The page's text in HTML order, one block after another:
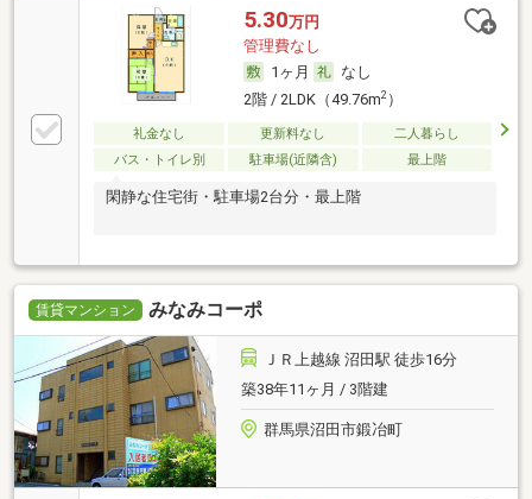
5.30万円
管理費なし
1ヶ月
なし
2階 / 2LDK（49.76m2）
礼金なし 更新料なし
二人暮らし
バス・トイレ別
駐車場(近隣含) 最上階
閑静な住宅街・駐車場2台分・最上階
賃貸マンション みなみコーポ
ＪＲ上越線 沼田駅 徒歩16分
築38年11ヶ月 / 3階建
群馬県沼田市鍛冶町